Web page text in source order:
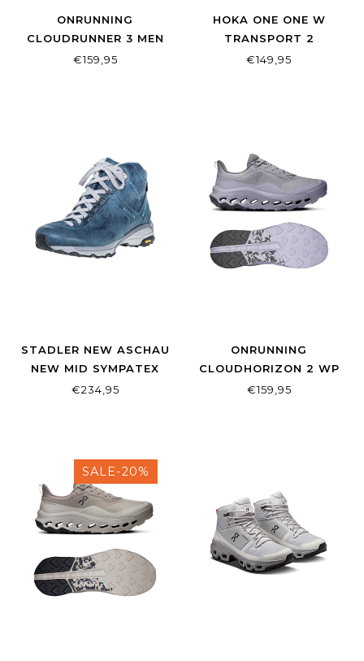
ONRUNNING
CLOUDRUNNER 3 MEN
IVORY | ROBIN
€159,95
HOKA ONE ONE W
TRANSPORT 2
ALABASTER/ALABASTER
€149,95
STADLER NEW ASCHAU
NEW MID SYMPATEX
STAHLBLAU
€234,95
ONRUNNING
CLOUDHORIZON 2 WP
W LILAC/NIMBUS
€159,95
SALE-20%